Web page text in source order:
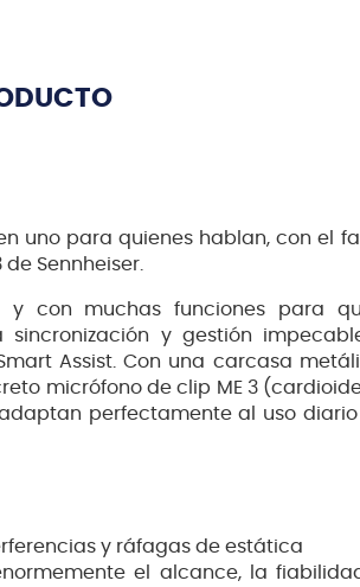
uno para quienes hablan, con el
Sennheiser.
y con muchas funciones para
y gestión
Assist. Con una carcasa
micrófono de clip ME 3
perfectamente al uso diario
y ráfagas de estática
el alcance, la